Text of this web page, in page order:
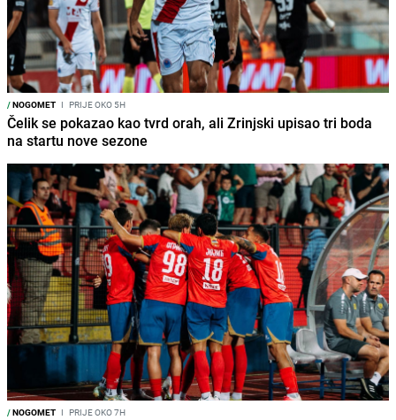
/NOGOMET I PRIJE OKO 5H
Čelik se pokazao kao tvrd orah, ali Zrinjski upisao tri boda
na startu nove sezone
/NOGOMET I PRIJE OKO 7H